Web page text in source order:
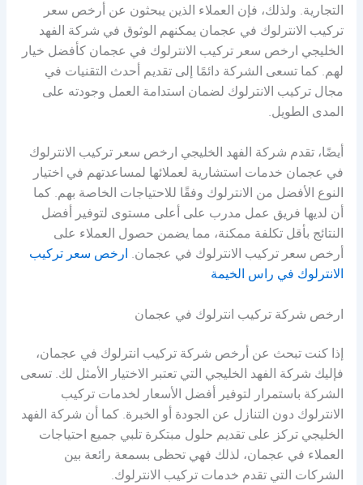
التجارية. ولذلك، فإن العملاء الذين يبحثون عن أرخص سعر
تركيب الانترلوك في عجمان يمكنهم الوثوق في شركة الفهد
الخليجي ارخص سعر تركيب الانترلوك في عجمان كأفضل خيار
لهم. كما تسعى الشركة دائمًا إلى تقديم أحدث التقنيات في
مجال تركيب الانترلوك لضمان استدامة العمل وجودته على
المدى الطويل.
أيضًا، تقدم شركة الفهد الخليجي ارخص سعر تركيب الانترلوك
في عجمان خدمات استشارية لعملائها لمساعدتهم في اختيار
النوع الأفضل من الانترلوك وفقًا للاحتياجات الخاصة بهم. كما
أن لديها فريق عمل مدرب على أعلى مستوى لتوفير أفضل
النتائج بأقل تكلفة ممكنة، مما يضمن حصول العملاء على
أرخص سعر تركيب الانترلوك في عجمان. ارخص سعر تركيب
الانترلوك في راس الخيمة
ارخص شركة تركيب انترلوك في عجمان
إذا كنت تبحث عن أرخص شركة تركيب انترلوك في عجمان،
فإليك شركة الفهد الخليجي التي تعتبر الاختيار الأمثل لك. تسعى
الشركة باستمرار لتوفير أفضل الأسعار لخدمات تركيب
الانترلوك دون التنازل عن الجودة أو الخبرة. كما أن شركة الفهد
الخليجي تركز على تقديم حلول مبتكرة تلبي جميع احتياجات
العملاء في عجمان، لذلك فهي تحظى بسمعة رائعة بين
الشركات التي تقدم خدمات تركيب الانترلوك.